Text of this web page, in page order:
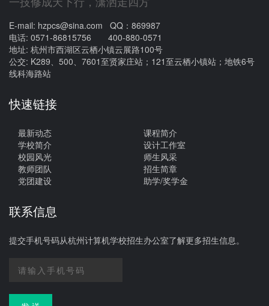
E-mail: hzpcs@sina.com QQ：869987
电话: 0571-86815756 400-880-0571
地址: 杭州市西湖区云栖小镇云展路100号
公交: K289、500、7601至贤家庄站；121至云栖小镇站；地铁6号
线科海路站
快速链接
最新动态
学校简介
校园风光
教师团队
党团建设
课程简介
设计工作室
师生风采
招生简章
助学/奖学金
联系信息
提交手机号码从杭州计算机学校招生办公室了解更多招生信息。